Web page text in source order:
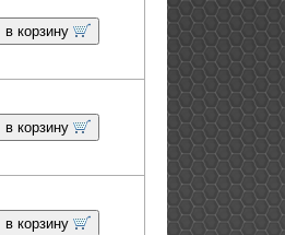
в корзину
в корзину
в корзину